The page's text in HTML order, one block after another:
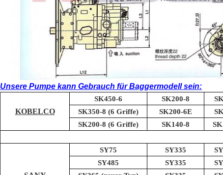
Unsere Pumpe kann Gebrauch für Baggermodell sein:
KOBELCO
SK450-6 SK200-8
SK350-8 (6 Griffe)
SK200-6E
SK200-8 (6 Griffe)
SK140-8
SY75 SY335
SY485
SY335